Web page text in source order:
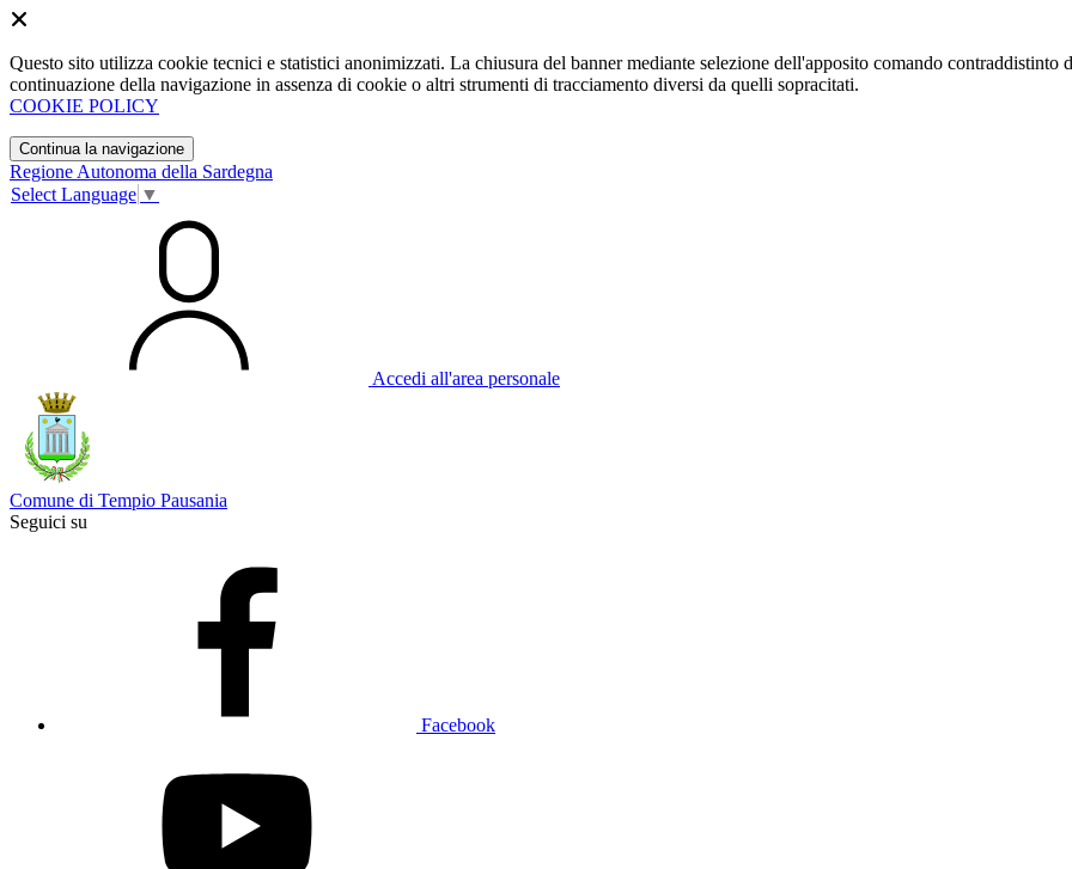
Questo sito utilizza cookie tecnici e statistici anonimizzati. La chiusura del banner mediante selezione dell'apposito comando
continuazione della navigazione in assenza di cookie o altri strumenti di tracciamento diversi da quelli sopracitati.
COOKIE POLICY
Continua la navigazione
Regione Autonoma della Sardegna
Select Language ▼
Accedi all'area personale
Comune di Tempio Pausania
Seguici su
Facebook